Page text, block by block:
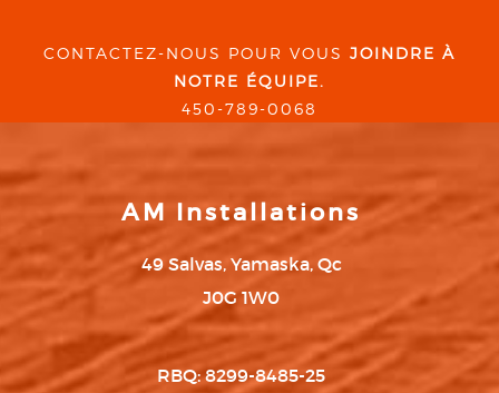
CONTACTEZ-NOUS POUR VOUS JOINDRE À
NOTRE ÉQUIPE.
450-789-0068
AM Installations
49 Salvas, Yamaska, Qc
J0G 1W0
RBQ: 8299-8485-25